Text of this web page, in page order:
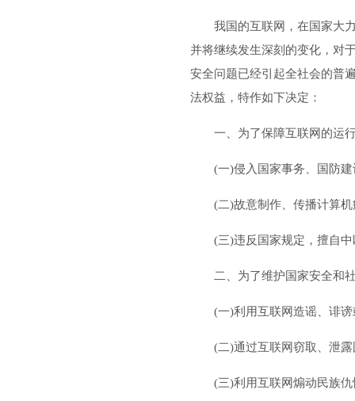
我国的互联网，在国家大
并将继续发生深刻的变化，对
安全问题已经引起全社会的普
法权益，特作如下决定：
一、为了保障互联网的运
(一)侵入国家事务、国防
(二)故意制作、传播计算
(三)违反国家规定，擅自
二、为了维护国家安全和
(一)利用互联网造谣、诽
(二)通过互联网窃取、泄
(三)利用互联网煽动民族